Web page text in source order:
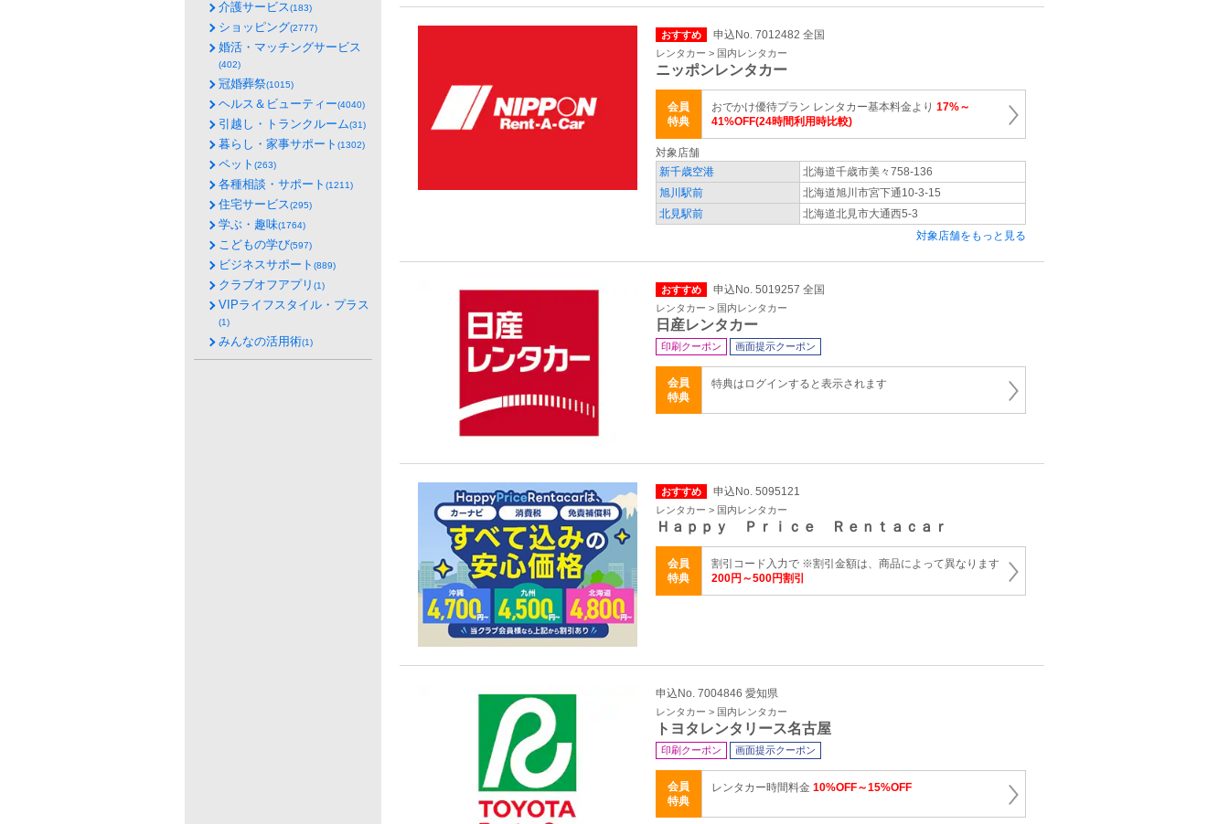
おすすめ 申込No. 7012482 全国
レンタカー > 国内レンタカー
ニッポンレンタカー
会員
特典
おでかけ優待プラン レンタカー基本料金より 17%～
41%OFF(24時間利用時比較)
対象店舗
新千歳空港
北海道千歳市美々758-136
旭川駅前
北海道旭川市宮下通10-3-15
北見駅前
北海道北見市大通西5-3
対象店舗をもっと見る
おすすめ 申込No. 5019257 全国
レンタカー > 国内レンタカー
日産レンタカー
印刷クーポン 画面提示クーポン
会員
特典
特典はログインすると表示されます
おすすめ 申込No. 5095121
レンタカー > 国内レンタカー
Ｈａｐｐｙ Ｐｒｉｃｅ Ｒｅｎｔａｃａｒ
会員
特典
割引コード入力で ※割引金額は、商品によって異なります
200円～500円割引
申込No. 7004846 愛知県
レンタカー > 国内レンタカー
トヨタレンタリース名古屋
印刷クーポン 画面提示クーポン
会員
特典
レンタカー時間料金 10%OFF～15%OFF
介護サービス(183)
ショッピング(2777)
婚活・マッチングサービス
(402)
冠婚葬祭(1015)
ヘルス＆ビューティー(4040)
引越し・トランクルーム(31)
暮らし・家事サポート (1302)
ペット (263)
各種相談・サポート (1211)
住宅サービス(295)
学ぶ・趣味(1764)
こどもの学び(597)
ビジネスサポート (889)
クラブオフアプリ (1)
VIPライフスタイル・プラス
(1)
みんなの活用術(1)